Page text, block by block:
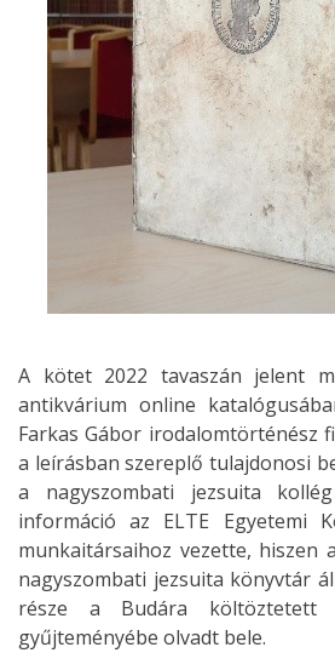
A kötet 2022 tavaszán jelent
antikvárium online
Farkas Gábor irodalomtörténész
a leírásban szereplő tulajdonosi
a nagyszombati jezsuita
információ az ELTE Egyetemi
munkaitársaihoz vezette, hiszen
nagyszombati jezsuita könyvtár
része a Budára költöztetett
gyűjteményébe olvadt bele.